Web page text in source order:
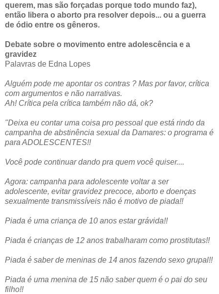
querem, mas são forçadas porque todo mundo faz),
então libera o aborto pra resolver depois... ou a guerra
de ódio entre os gêneros.
Debate sobre o movimento entre adolescência e a
gravidez
Palavras de Edna Lopes
Alguém pode me apontar os contras ? Mas por favor, crítica
com argumentos e não narrativas.
Ah! Crítica pela crítica também não dá, ok?
"Deixa eu contar uma coisa pro pessoal que está rindo da
campanha de abstinência sexual da Damares: o programa é
para ADOLESCENTES!!
Você pode continuar dando pra quem você quiser....
Agora: campanha para adolescente voltar a ser
adolescente, evitar gravidez precoce, aborto e doenças
sexualmente transmissíveis não é motivo de piada!!
Piada é uma criança de 10 anos estar grávida!!
Piada é crianças de 12 anos trabalharam como prostitutas!!
Piada é saber de meninas de 14 anos fazendo sexo grupal!!
Piada é uma menina de 15 não saber quem é o pai do seu
filho!!